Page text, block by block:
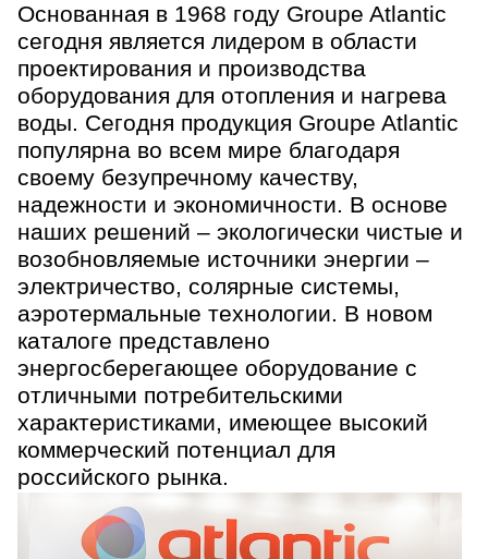
Основанная в 1968 году Groupe Atlantic
сегодня является лидером в области
проектирования и производства
оборудования для отопления и нагрева
воды. Сегодня продукция Groupe Atlantic
популярна во всем мире благодаря
своему безупречному качеству,
надежности и экономичности. В основе
наших решений – экологически чистые и
возобновляемые источники энергии –
электричество, солярные системы,
аэротермальные технологии. В новом
каталоге представлено
энергосберегающее оборудование с
отличными потребительскими
характеристиками, имеющее высокий
коммерческий потенциал для
российского рынка.